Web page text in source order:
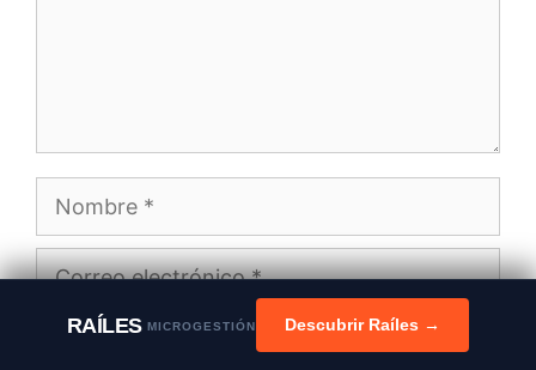
Nombre
Correo
WebRAÍLESMICROGESTIÓN Descubrir Raíles →